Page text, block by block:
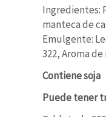
Ingredientes:
manteca de
Emulgente:
322, Aroma
Contiene soja
Puede tener